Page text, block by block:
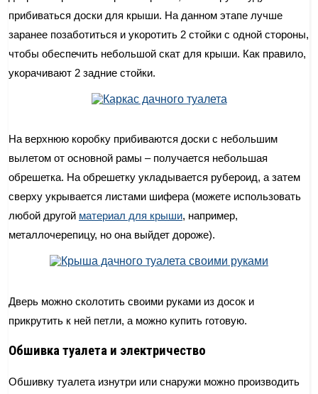
прибиваться доски для крыши. На данном этапе лучше
заранее позаботиться и укоротить 2 стойки с одной стороны,
чтобы обеспечить небольшой скат для крыши. Как правило,
укорачивают 2 задние стойки.
На верхнюю коробку прибиваются доски с небольшим
вылетом от основной рамы – получается небольшая
обрешетка. На обрешетку укладывается рубероид, а затем
сверху укрывается листами шифера (можете использовать
любой другой материал для крыши, например,
металлочерепицу, но она выйдет дороже).
Дверь можно сколотить своими руками из досок и
прикрутить к ней петли, а можно купить готовую.
Обшивка туалета и электричество
Обшивку туалета изнутри или снаружи можно производить